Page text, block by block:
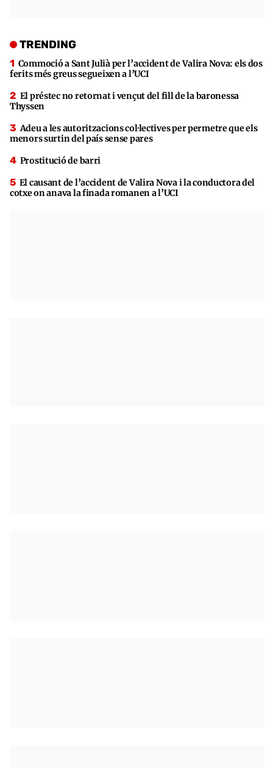
TRENDING
Commoció a Sant Julià per l’accident de Valira Nova: els dos
ferits més greus segueixen a l’UCI
El préstec no retornat i vençut del fill de la baronessa
Thyssen
Adeu a les autoritzacions col·lectives per permetre que els
menors surtin del país sense pares
Prostitució de barri
El causant de l’accident de Valira Nova i la conductora del
cotxe on anava la finada romanen a l’UCI